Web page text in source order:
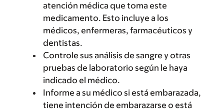
atención médica que toma este
medicamento. Esto incluye a los
médicos, enfermeras, farmacéuticos y
dentistas.
Controle sus análisis de sangre y otras
pruebas de laboratorio según le haya
indicado el médico.
Informe a su médico si está embarazada,
tiene intención de embarazarse o está